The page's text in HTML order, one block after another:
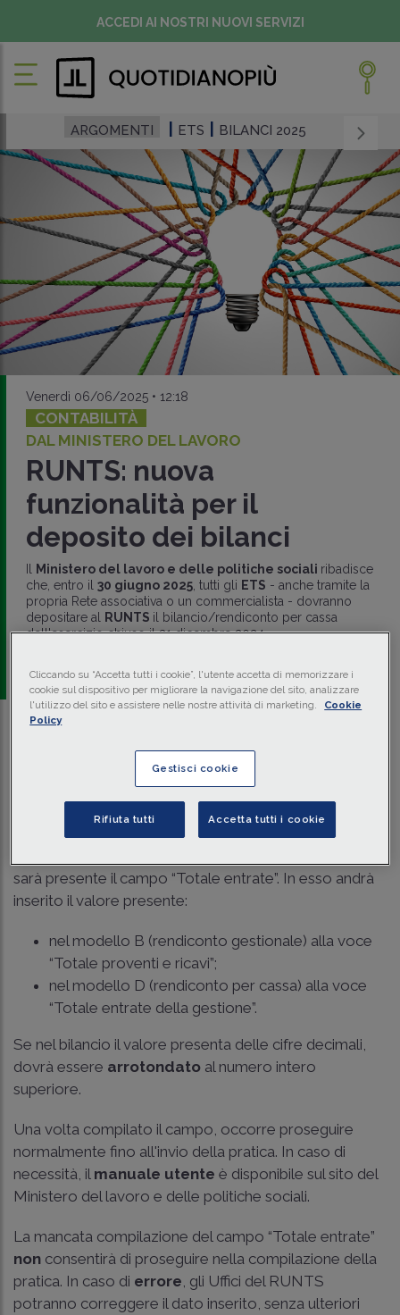
ACCEDI AI NOSTRI NUOVI SERVIZI
ARGOMENTI ETS BILANCI 2025
Venerdì 06/06/2025 • 12:18
CONTABILITÀ
DAL MINISTERO DEL LAVORO
RUNTS: nuova
funzionalità per il
deposito dei bilanci
Il Ministero del lavoro e delle politiche sociali ribadisce
che, entro il 30 giugno 2025, tutti gli ETS - anche tramite la
propria Rete associativa o un commercialista - dovranno
depositare al RUNTS il bilancio/rendiconto per cassa
dell'esercizio chiuso il 31 dicembre 2024.
5 min.
la pratica di deposito bilancio, nella schermata “Dati
sarà presente il campo “Totale entrate”. In esso andrà
inserito il valore presente:
nel modello B (rendiconto gestionale) alla voce
“Totale proventi e ricavi”;
nel modello D (rendiconto per cassa) alla voce
“Totale entrate della gestione”.
Se nel bilancio il valore presenta delle cifre decimali,
dovrà essere arrotondato al numero intero
superiore.
Una volta compilato il campo, occorre proseguire
normalmente fino all'invio della pratica. In caso di
necessità, il manuale utente è disponibile sul sito del
Ministero del lavoro e delle politiche sociali.
La mancata compilazione del campo “Totale entrate”
non consentirà di proseguire nella compilazione della
pratica. In caso di errore , gli Uffici del RUNTS
potranno correggere il dato inserito, senza ulteriori
Cliccando su “Accetta tutti i cookie”, l'utente accetta di memorizzare i
cookie sul dispositivo per migliorare la navigazione del sito, analizzare
l'utilizzo del sito e assistere nelle nostre attività di marketing.
Cookie
Policy
Gestisci cookie
Rifiuta tutti Accetta tutti i cookie